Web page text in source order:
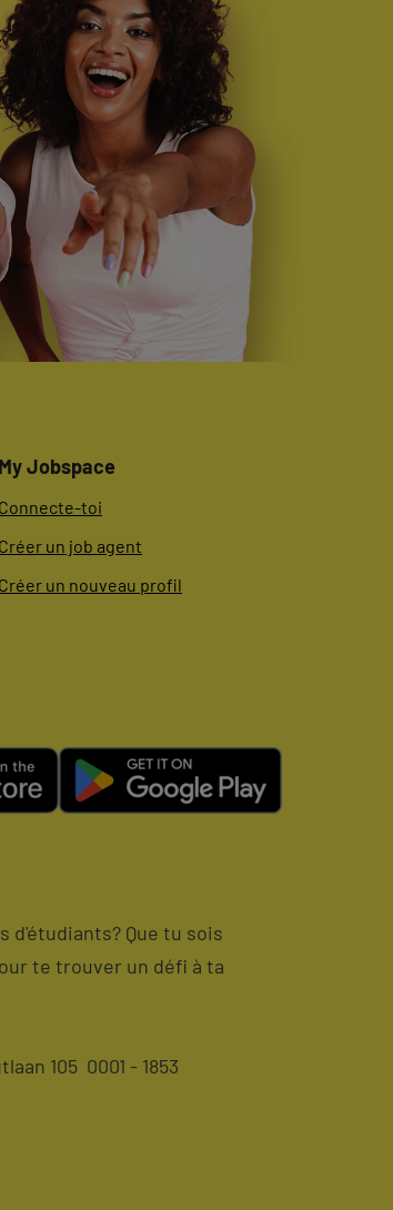
My Jobspace
Connecte-toi
Créer un job agent
Créer un nouveau profil
d'étudiants? Que tu sois
te trouver un défi à ta
105 0001 - 1853